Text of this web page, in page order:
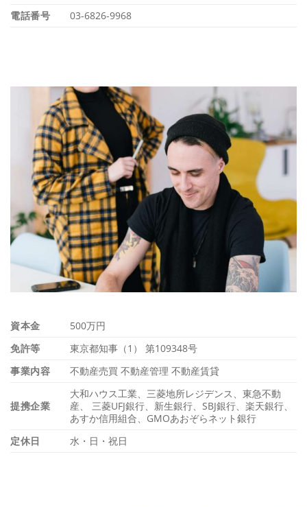
電話番号
03-6826-9968
資本金
500万円
免許等
東京都知事（1） 第109348号
事業内容
不動産売買 不動産管理 不動産賃貸
提携企業
大和ハウス工業、三菱地所レジデンス、東急不動
産、 三菱UFJ銀行、新生銀行、SBJ銀行、楽天銀行、
あすか信用組合、GMOあおぞらネット銀行
定休日
水・日・祝日